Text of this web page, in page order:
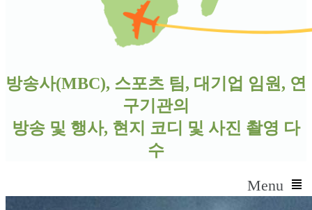
방송사(MBC), 스포츠 팀, 대기업 임원, 연
구기관의
방송 및 행사, 현지 코디 및 사진 촬영 다
수
Menu